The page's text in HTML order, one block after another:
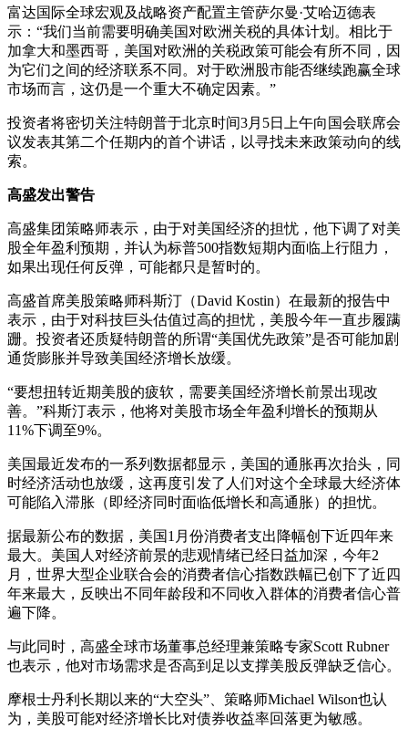
富达国际全球宏观及战略资产配置主管萨尔曼·艾哈迈德表
示：“我们当前需要明确美国对欧洲关税的具体计划。相比于
加拿大和墨西哥，美国对欧洲的关税政策可能会有所不同，因
为它们之间的经济联系不同。对于欧洲股市能否继续跑赢全球
市场而言，这仍是一个重大不确定因素。”
投资者将密切关注特朗普于北京时间3月5日上午向国会联席会
议发表其第二个任期内的首个讲话，以寻找未来政策动向的线
索。
高盛发出警告
高盛集团策略师表示，由于对美国经济的担忧，他下调了对美
股全年盈利预期，并认为标普500指数短期内面临上行阻力，
如果出现任何反弹，可能都只是暂时的。
高盛首席美股策略师科斯汀（David Kostin）在最新的报告中
表示，由于对科技巨头估值过高的担忧，美股今年一直步履蹒
跚。投资者还质疑特朗普的所谓“美国优先政策”是否可能加剧
通货膨胀并导致美国经济增长放缓。
“要想扭转近期美股的疲软，需要美国经济增长前景出现改
善。”科斯汀表示，他将对美股市场全年盈利增长的预期从
11%下调至9%。
美国最近发布的一系列数据都显示，美国的通胀再次抬头，同
时经济活动也放缓，这再度引发了人们对这个全球最大经济体
可能陷入滞胀（即经济同时面临低增长和高通胀）的担忧。
据最新公布的数据，美国1月份消费者支出降幅创下近四年来
最大。美国人对经济前景的悲观情绪已经日益加深，今年2
月，世界大型企业联合会的消费者信心指数跌幅已创下了近四
年来最大，反映出不同年龄段和不同收入群体的消费者信心普
遍下降。
与此同时，高盛全球市场董事总经理兼策略专家Scott Rubner
也表示，他对市场需求是否高到足以支撑美股反弹缺乏信心。
摩根士丹利长期以来的“大空头”、策略师Michael Wilson也认
为，美股可能对经济增长比对债券收益率回落更为敏感。